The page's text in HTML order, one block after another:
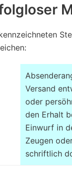
Versand
oder
den Erhalt
Einwurf in
Zeugen
schriftlich